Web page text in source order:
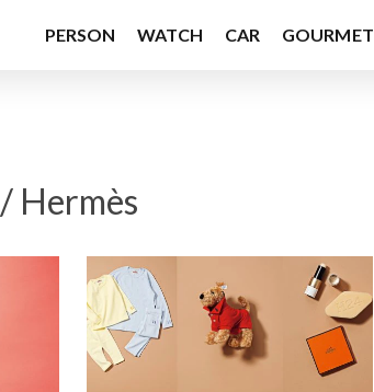
PERSON WATCH CAR GOURMET
Hermès